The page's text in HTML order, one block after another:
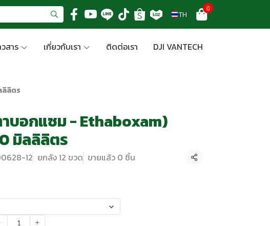
TH
0
สาร เกี่ยวกับเรา ติดต่อเรา DJI VANTECH
ลิลิตร
บอกแซม - Ethaboxam)
มิลลิลิตร
12 ยกลัง 12 ขวด ขายแล้ว 0 ชิ้น แชร์